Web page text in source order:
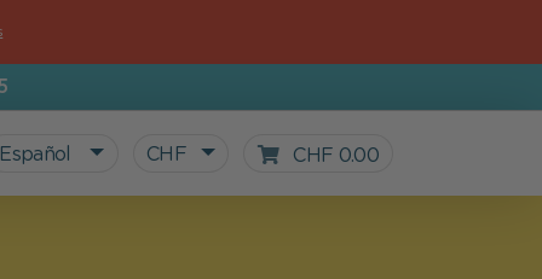
Español CHF CHF 0.00